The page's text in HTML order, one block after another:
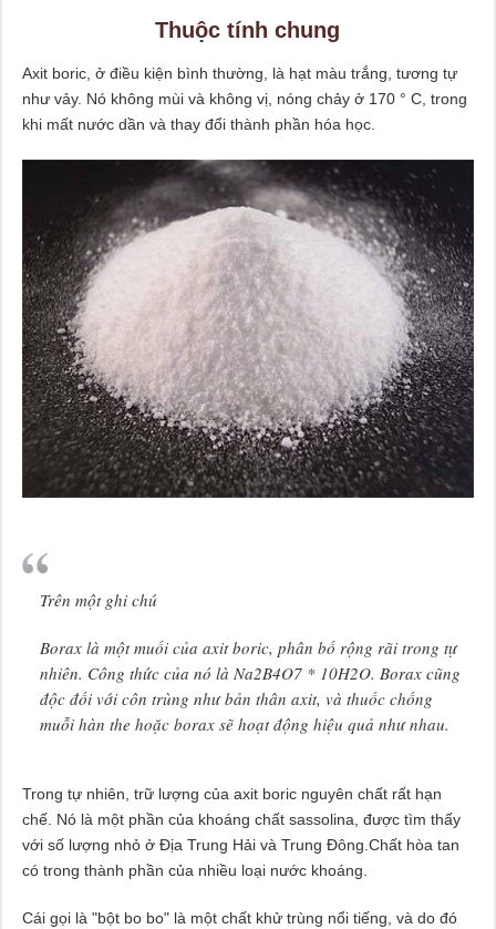
Thuộc tính chung
Axit boric, ở điều kiện bình thường, là hạt màu trắng, tương tự
như vảy. Nó không mùi và không vị, nóng chảy ở 170 ° C, trong
khi mất nước dần và thay đổi thành phần hóa học.
Trên một ghi chú
Borax là một muối của axit boric, phân bố rộng rãi trong tự
nhiên. Công thức của nó là Na2B4O7 * 10H2O. Borax cũng
độc đối với côn trùng như bản thân axit, và thuốc chống
muỗi hàn the hoặc borax sẽ hoạt động hiệu quả như nhau.
Trong tự nhiên, trữ lượng của axit boric nguyên chất rất hạn
chế. Nó là một phần của khoáng chất sassolina, được tìm thấy
với số lượng nhỏ ở Địa Trung Hải và Trung Đông.Chất hòa tan
có trong thành phần của nhiều loại nước khoáng.
Cái gọi là "bột bo bo" là một chất khử trùng nổi tiếng, và do đó